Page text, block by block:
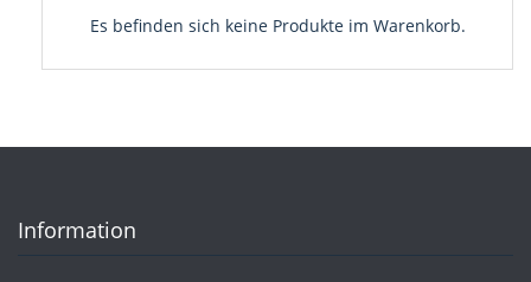
Es befinden sich keine Produkte im Warenkorb.
Information